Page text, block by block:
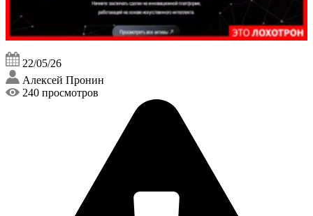
22/05/26
Алексей Пронин
240 просмотров